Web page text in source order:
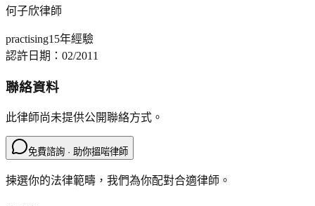
何子欣律師
practising15年經驗
認許日期： 02/2011
聯絡資料
此律師尚未提供公開聯絡方式。
免費諮詢 · 助你搵啱律師
揀選你的法律範疇，我們為你配對合適律師。